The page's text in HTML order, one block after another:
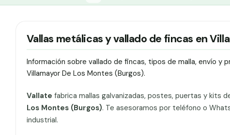
Vallas metálicas y vallado de fincas en
Información sobre vallado de fincas, tipos de malla, envío y
Villamayor De Los Montes (Burgos).
Vallate fabrica mallas galvanizadas, postes, puertas y kits
Los Montes (Burgos). Te asesoramos por teléfono o
industrial.